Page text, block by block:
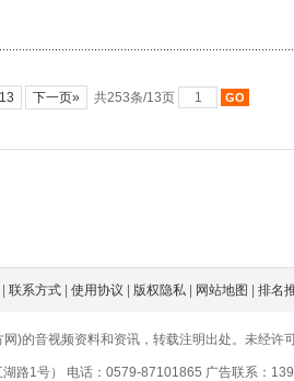
13 下一页» 共253条/13页
联系方式 使用协议 版权隐私 网站地图 排名
网)的音视频资料和资讯，转载注明出处。未经许
路1号） 电话：0579-87101865 广告联系：